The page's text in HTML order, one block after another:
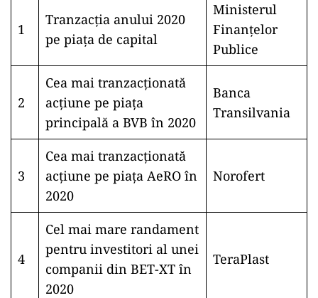
1
Tranzacția anului 2020
pe piața de capital
Ministerul
Finanțelor
Publice
2
Cea mai tranzacționată
acțiune pe piața
principală a BVB în 2020
Banca
Transilvania
3
Cea mai tranzacționată
acțiune pe piața AeRO în
2020
Norofert
4
Cel mai mare randament
pentru investitori al unei
companii din BET-XT în
2020
TeraPlast